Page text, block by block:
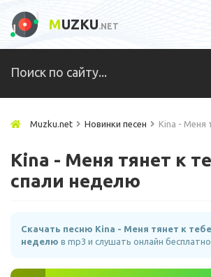
MUZKU.NET
Muzku.net Новинки песен Kina - Меня
Kina - Меня тянет к
спали неделю
Скачать песню Kina - Меня тянет к
неделю в mp3 и слушать онлайн бесплатно